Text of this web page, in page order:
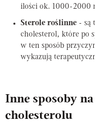
ilości ok. 1000-2000
Sterole roślinne - są
cholesterol, które po
w ten sposób
wykazują
Inne sposoby
cholesterolu